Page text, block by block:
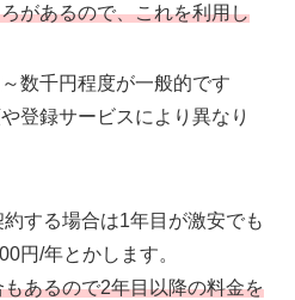
があるので、これを利用し
数千円程度が一般的です
登録サービスにより異なり
する場合は1年目が激安でも
円/年とかします。
あるので2年目以降の料金を